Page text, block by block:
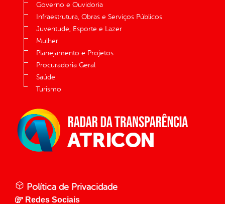
Governo e Ouvidoria
Infraestrutura, Obras e Serviços Públicos
Juventude, Esporte e Lazer
Mulher
Planejamento e Projetos
Procuradoria Geral
Saúde
Turismo
Política de Privacidade
Redes Sociais